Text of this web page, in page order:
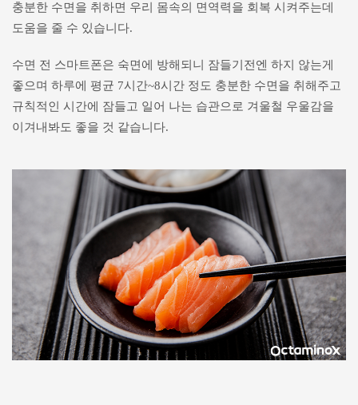
충분한 수면을 취하면 우리 몸속의 면역력을 회복 시켜주는데
도움을 줄 수 있습니다.
수면 전 스마트폰은 숙면에 방해되니 잠들기전엔 하지 않는게
좋으며 하루에 평균 7시간~8시간 정도 충분한 수면을 취해주고
규칙적인 시간에 잠들고 일어 나는 습관으로 겨울철 우울감을
이겨내봐도 좋을 것 같습니다.